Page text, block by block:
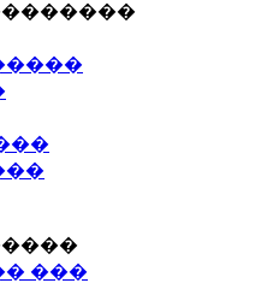
���